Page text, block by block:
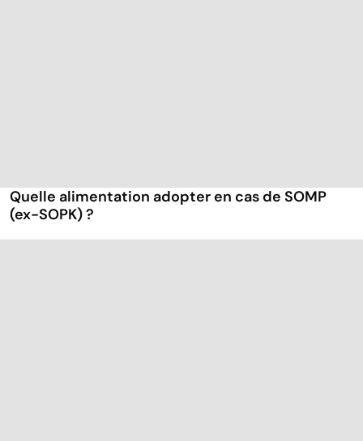
Quelle alimentation adopter en cas de SOMP
(ex-SOPK) ?